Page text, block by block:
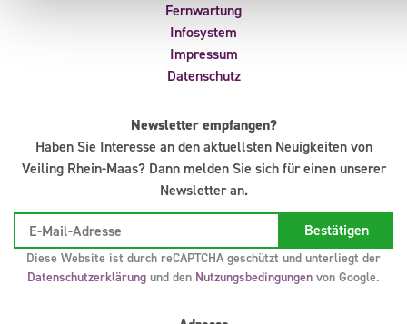
Fernwartung
Infosystem
Impressum
Datenschutz
Newsletter empfangen?
Haben Sie Interesse an den aktuellsten Neuigkeiten von
Veiling Rhein-Maas? Dann melden Sie sich für einen unserer
Newsletter an.
Diese Website ist durch reCAPTCHA geschützt und unterliegt der
Datenschutzerklärung und den Nutzungsbedingungen von Google.